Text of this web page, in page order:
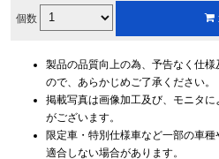
個数
製品の品質向上の為、予告なく仕
ので、あらかじめご了承ください。
掲載写真は画像加工及び、モニタ
がございます。
限定車・特別仕様車など一部の車
適合しない場合があります。